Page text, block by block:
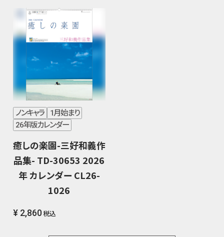
ノンキャラ
1月始まり
26年版カレンダー
癒しの楽園-三好和義作
品集- TD-30653 2026
年 カレンダー CL26-
1026
¥ 2,860 税込